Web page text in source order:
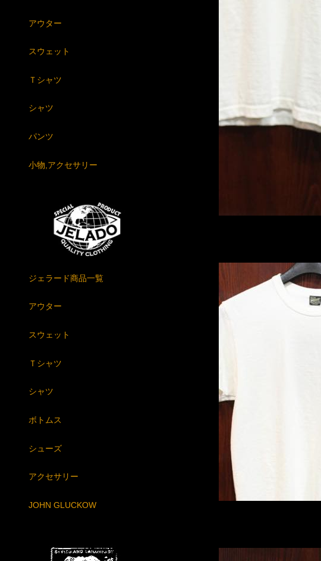
アウター
スウェット
Ｔシャツ
シャツ
パンツ
小物,アクセサリー
ジェラード商品一覧
アウター
スウェット
Ｔシャツ
シャツ
ボトムス
シューズ
アクセサリー
JOHN GLUCKOW